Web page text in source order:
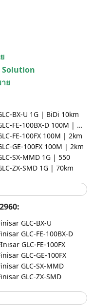
ย
BX-U 1G | BiDi 10km
GLC-FE-100BX-D 100M | BiDi 10km
FE-100FX 100M | 2km
GE-100FX 100M | 2km
SX-MMD 1G | 550
ZX-SMD 1G | 70km
GLC-BX-U
GLC-FE-100BX-D
GLC-FE-100FX
GLC-GE-100FX
GLC-SX-MMD
GLC-ZX-SMD